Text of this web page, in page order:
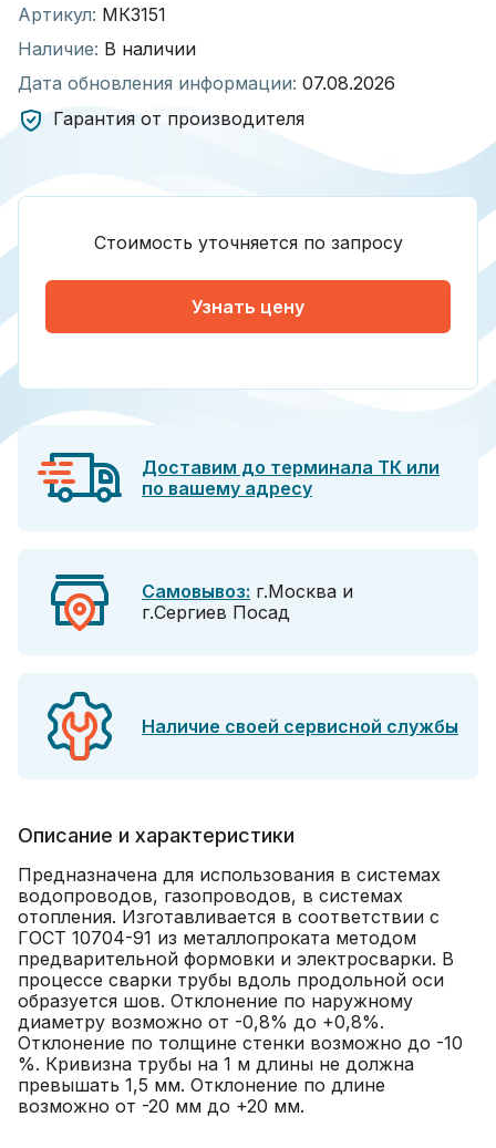
Артикул: МК3151
Наличие: В наличии
Дата обновления информации: 07.08.2026
Гарантия от производителя
Стоимость уточняется по запросу
Узнать цену
Доставим до терминала ТК или
по вашему адресу
Самовывоз: г.Москва и
г.Сергиев Посад
Наличие своей сервисной службы
Описание и характеристики
Предназначена для использования в системах
водопроводов, газопроводов, в системах
отопления. Изготавливается в соответствии с
ГОСТ 10704-91 из металлопроката методом
предварительной формовки и электросварки. В
процессе сварки трубы вдоль продольной оси
образуется шов. Отклонение по наружному
диаметру возможно от -0,8% до +0,8%.
Отклонение по толщине стенки возможно до -10
%. Кривизна трубы на 1 м длины не должна
превышать 1,5 мм. Отклонение по длине
возможно от -20 мм до +20 мм.